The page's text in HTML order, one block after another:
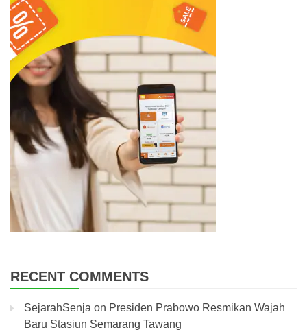
RECENT COMMENTS
SejarahSenja on Presiden Prabowo Resmikan Wajah
Baru Stasiun Semarang Tawang